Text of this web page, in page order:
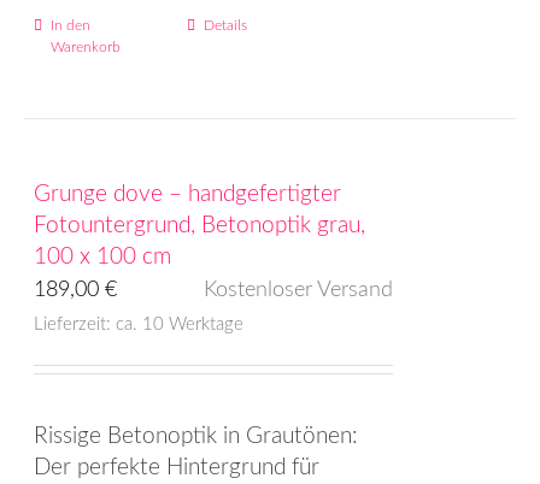
In den
Warenkorb
Details
Grunge dove – handgefertigter
Fotountergrund, Betonoptik grau,
100 x 100 cm
189,00€ Kostenloser Versand
Lieferzeit: ca. 10 Werktage
Rissige Betonoptik in Grautönen:
Der perfekte Hintergrund für